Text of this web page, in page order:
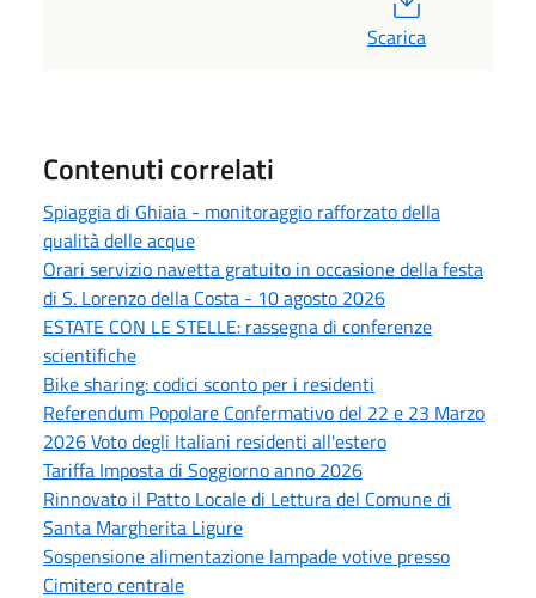
Scarica
Contenuti correlati
Spiaggia di Ghiaia - monitoraggio rafforzato della
qualità delle acque
Orari servizio navetta gratuito in occasione della festa
di S. Lorenzo della Costa - 10 agosto 2026
ESTATE CON LE STELLE: rassegna di conferenze
scientifiche
Bike sharing: codici sconto per i residenti
Referendum Popolare Confermativo del 22 e 23 Marzo
2026 Voto degli Italiani residenti all'estero
Tariffa Imposta di Soggiorno anno 2026
Rinnovato il Patto Locale di Lettura del Comune di
Santa Margherita Ligure
Sospensione alimentazione lampade votive presso
Cimitero centrale